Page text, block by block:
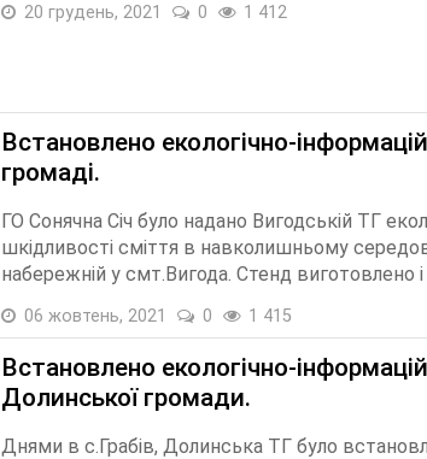
20 грудень, 2021 0 1 412
Встановлено екологічно-
громаді.
ГО Сонячна Січ було надано Вигодській ТГ
шкідливості сміття в навколишньому
набережній у смт.Вигода. Стенд виготовлено
06 жовтень, 2021 0 1 415
Встановлено екологічно-
Долинської громади.
Днями в с.Грабів, Долинська ТГ було